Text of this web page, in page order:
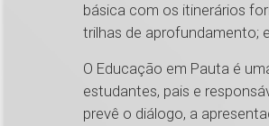
básica com os itinerários
trilhas de aprofundamento;
O Educação em Pauta é
estudantes, pais e
prevê o diálogo, a